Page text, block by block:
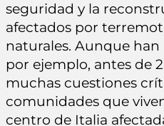
seguridad y la
afectados por
naturales. Aunque han
por ejemplo, antes de
muchas cuestiones
comunidades que
centro de Italia